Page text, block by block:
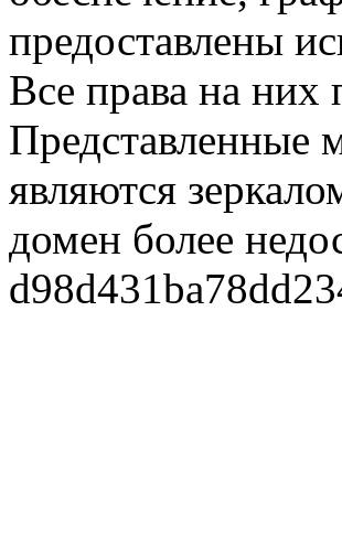
предоставлены
Все права на них
Представленные
являются
домен более